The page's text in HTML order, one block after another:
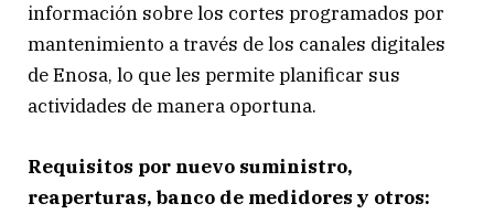
información sobre los cortes programados por
mantenimiento a través de los canales digitales
de Enosa, lo que les permite planificar sus
actividades de manera oportuna.
Requisitos por nuevo suministro,
reaperturas, banco de medidores y otros: